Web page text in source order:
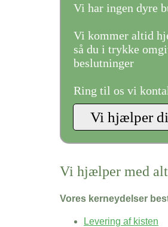
Vi har ingen dyre
Vi kommer altid
så du i trykke
beslutninger
Ring til os vi
Vi hjælper med
Vores kerneydelser
Levering af kisten